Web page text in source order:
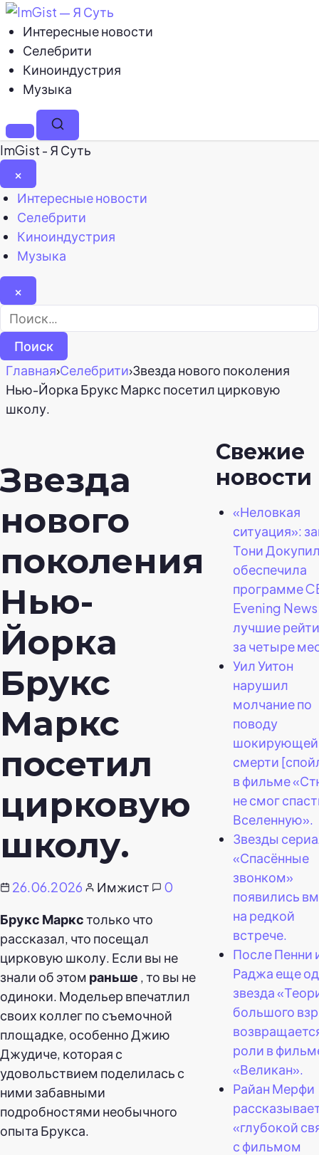
Интересные новости
Селебрити
Киноиндустрия
Музыка
МенюПоиск
ImGist - Я Суть
×
Закрыть
меню
Интересные новости
Селебрити
Киноиндустрия
Музыка
×
Найти:
Главная›Селебрити›Звезда нового поколения
Нью-Йорка Брукс Маркс посетил цирковую
школу.
Звезда
нового
поколения
Нью-
Йорка
Брукс
Маркс
посетил
цирковую
школу.
26.06.2026 Имжист
0
Брукс Маркстолько что
рассказал, что посещал
цирковую школу. Если вы не
знали об этом раньше , то вы не
одиноки. Модельер впечатлил
своих коллег по съемочной
площадке, особенно Джию
Джудиче, которая с
удовольствием поделилась с
ними забавными
подробностями необычного
опыта Брукса.
Свежие
новости
«Неловкая
ситуация»:
Тони
обеспечила
программе
Evening News
лучшие
за четыре
Уил Уитон
нарушил
молчание по
поводу
шокирующей
смерти
в фильме
не смог
Вселенную».
Звезды
«Спасённые
звонком»
появились
на редкой
встрече.
После Пенни
Раджа еще
звезда
большого
роли в
«Великан».
Райан Мерфи
«глубокой
с фильмом